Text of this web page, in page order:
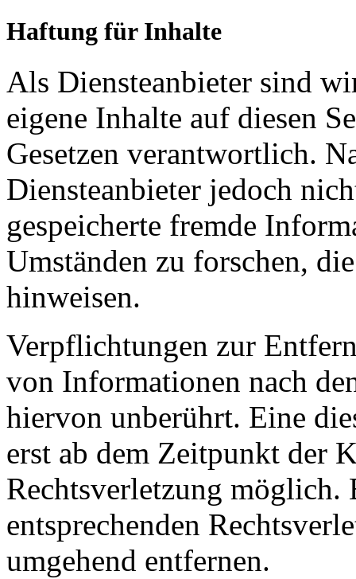
Haftung für Inhalte
Als Diensteanbieter sind
eigene Inhalte auf diesen
Gesetzen verantwortlich.
Diensteanbieter jedoch
gespeicherte fremde
Umständen zu forschen,
hinweisen.
Verpflichtungen zur
von Informationen nach
hiervon unberührt. Eine
erst ab dem Zeitpunkt der
Rechtsverletzung möglich.
entsprechenden
umgehend entfernen.